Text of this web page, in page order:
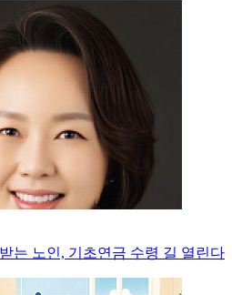
는 노인, 기초연금 수령 길 열린다